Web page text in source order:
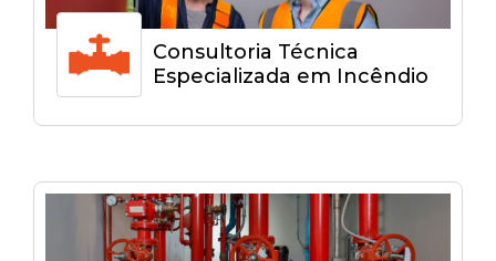
Consultoria Técnica
Especializada em Incêndio